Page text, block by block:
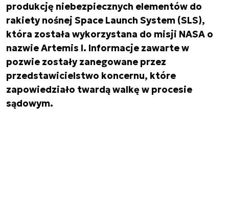
produkcję niebezpiecznych elementów do
rakiety nośnej Space Launch System (SLS),
która została wykorzystana do misji NASA o
nazwie Artemis I. Informacje zawarte w
pozwie zostały zanegowane przez
przedstawicielstwo koncernu, które
zapowiedziało twardą walkę w procesie
sądowym.